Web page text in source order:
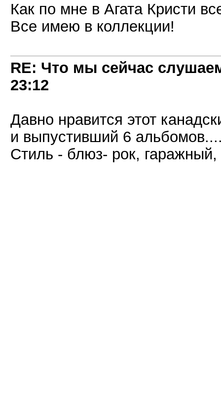
Как по мне в Агата Кристи
Все имею в коллекции!
RE: Что мы сейчас
23:12
Давно нравится этот
и выпустивший 6
Стиль - блюз- рок,